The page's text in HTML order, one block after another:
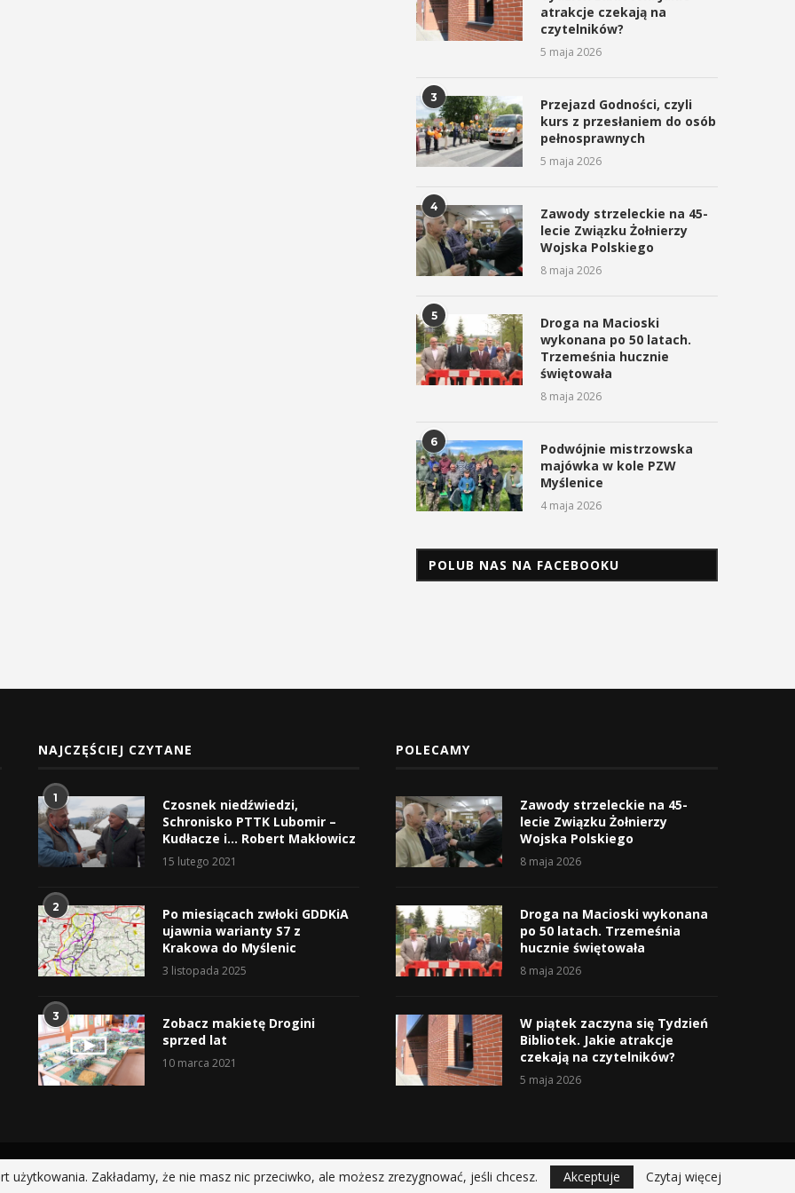
atrakcje czekają na
czytelników?
5 maja 2026
3
Przejazd Godności, czyli
kurs z przesłaniem do osób
pełnosprawnych
5 maja 2026
4
Zawody strzeleckie na 45-
lecie Związku Żołnierzy
Wojska Polskiego
8 maja 2026
5
Droga na Macioski
wykonana po 50 latach.
Trzemeśnia hucznie
świętowała
8 maja 2026
6
Podwójnie mistrzowska
majówka w kole PZW
Myślenice
4 maja 2026
POLUB NAS NA FACEBOOKU
NAJCZĘŚCIEJ CZYTANE
1
Czosnek niedźwiedzi,
Schronisko PTTK Lubomir –
Kudłacze i… Robert Makłowicz
15 lutego 2021
2
Po miesiącach zwłoki GDDKiA
ujawnia warianty S7 z
Krakowa do Myślenic
3 listopada 2025
3
Zobacz makietę Drogini
sprzed lat
10 marca 2021
POLECAMY
Zawody strzeleckie na 45-
lecie Związku Żołnierzy
Wojska Polskiego
8 maja 2026
Droga na Macioski wykonana
po 50 latach. Trzemeśnia
hucznie świętowała
8 maja 2026
W piątek zaczyna się Tydzień
Bibliotek. Jakie atrakcje
czekają na czytelników?
5 maja 2026
@2019 - All Right Reserved.
Zakładamy, że nie masz nic przeciwko, ale możesz zrezygnować, jeśli chcesz. Akceptuje Czytaj więcej